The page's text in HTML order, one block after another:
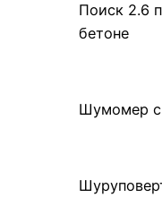
Поиск 2.6
бетоне
Шумомер с